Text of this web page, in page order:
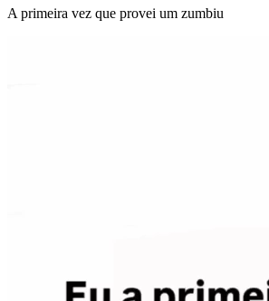
A primeira vez que provei um zumbiu